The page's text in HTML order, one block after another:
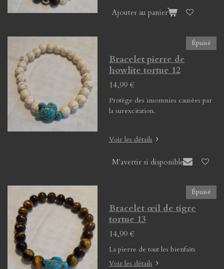
Ajouter au panier
Épuisé
Bracelet pierre de
howlite tortue 12
14,99 €
Protège des insomnies causées par
la surexcitation.
Voir les détails
M'avertir si disponible
Épuisé
Bracelet œil de tigre
tortue 13
14,99 €
La pierre de tout les bienfaits
Voir les détails